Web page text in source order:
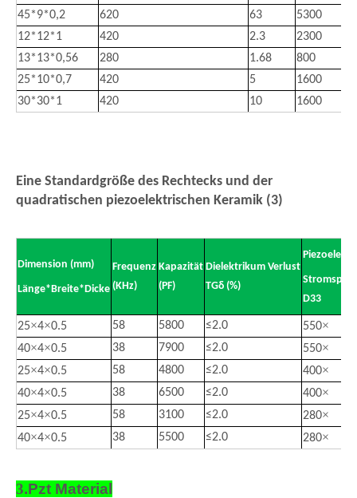
45*9*0,2
620 63
5300
12*12*1
420 2.3
2300
13*13*0,56
280 1.68
800
25*10*0,7
420 5
1600
30*30*1
420 10 1600
Eine Standardgröße des Rechtecks ​​und der
quadratischen piezoelektrischen Keramik (3)
Dimension (mm)
Länge*Breite*Dicke
Frequenz
(KHz)
Kapazität
(PF)
Dielektrikum Verlust
TGδ (%)
D33
25×4×0.5 58 5800 ≤2.0 550×
40×4×0.5 38 7900 ≤2.0 550×
25×4×0.5 58 4800 ≤2.0 400×
40×4×0.5 38 6500 ≤2.0 400×
25×4×0.5 58 3100 ≤2.0 280×
40×4×0.5 38 5500 ≤2.0 280×
3.Pzt Material